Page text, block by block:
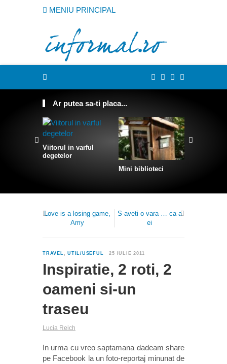
MENIU PRINCIPAL
Ar putea sa-ti placa...
Viitorul in varful
degetelor
Mini biblioteci
Love is a losing game,
Amy
S-aveti o vara … ca a
ei
TRAVEL,UTIL/USEFUL 25 IULIE 2011
Inspiratie, 2 roti, 2
oameni si-un
traseu
Lucia Reich
In urma cu vreo saptamana dadeam share
pe Facebook la un foto-reportaj minunat de